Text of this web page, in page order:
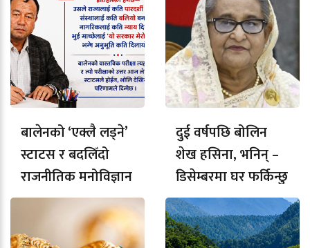
बालेनको ‘एक्लै लड्ने’
स्टाटस र बदलिँदो
राजनीतिक मनोविज्ञान
दुई वर्षपछि बोलिन
शेख हसिना, भनिन् –
डिसेम्बरमा घर फर्किन्छु